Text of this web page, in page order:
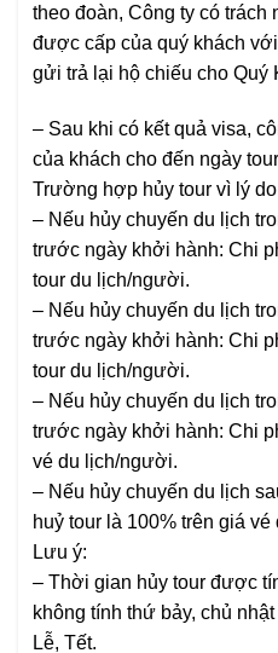
theo đoàn, Công ty có trách
được cấp của quý khách
gửi trả lại hộ chiếu cho Quý
– Sau khi có kết quả visa,
của khách cho đến ngày
Trường hợp hủy tour vì lý
– Nếu hủy chuyến du lịch
trước ngày khởi hành: Chi
tour du lịch/người.
– Nếu hủy chuyến du lịch
trước ngày khởi hành: Chi
tour du lịch/người.
– Nếu hủy chuyến du lịch
trước ngày khởi hành: Chi
vé du lịch/người.
– Nếu hủy chuyến du lịch
huỷ tour là 100% trên giá
Lưu ý:
– Thời gian hủy tour được
không tính thứ bảy, chủ
Lễ, Tết.